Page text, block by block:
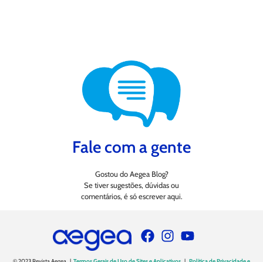
Fale com a gente
Gostou do Aegea Blog?
Se tiver sugestões, dúvidas ou
comentários, é só escrever aqui.